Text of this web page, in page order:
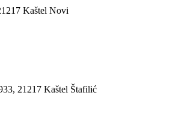
Kaštel Novi
21217 Kaštel Štafilić